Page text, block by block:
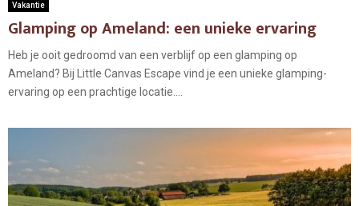
Vakantie
Glamping op Ameland: een unieke ervaring
Heb je ooit gedroomd van een verblijf op een glamping op
Ameland? Bij Little Canvas Escape vind je een unieke glamping-
ervaring op een prachtige locatie....